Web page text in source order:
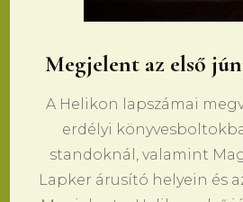
Megjelent az első
A Helikon lapszámai
erdélyi
standoknál, valamint
Lapker árusító helyein és